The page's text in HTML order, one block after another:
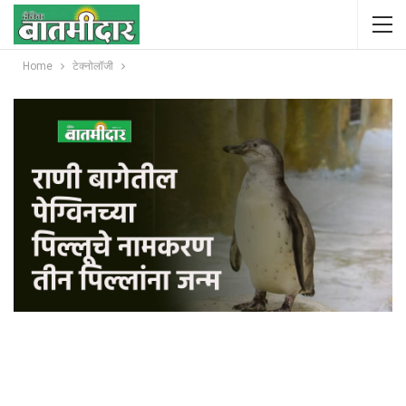
Home टेक्नोलॉजी